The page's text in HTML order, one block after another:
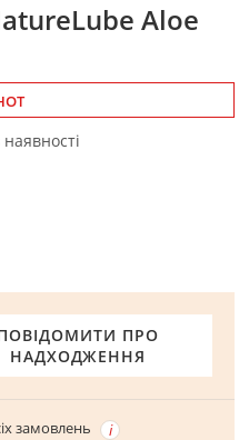
Aloe
ПРО
НАДХОДЖЕННЯ
замовлень